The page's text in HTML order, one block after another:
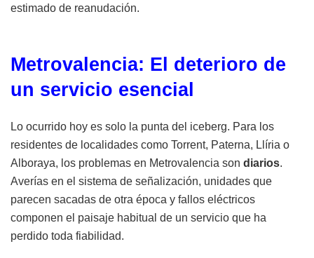
estimado de reanudación.
Metrovalencia: El deterioro de
un servicio esencial
Lo ocurrido hoy es solo la punta del iceberg. Para los
residentes de localidades como Torrent, Paterna, Llíria o
Alboraya, los problemas en Metrovalencia son diarios.
Averías en el sistema de señalización, unidades que
parecen sacadas de otra época y fallos eléctricos
componen el paisaje habitual de un servicio que ha
perdido toda fiabilidad.